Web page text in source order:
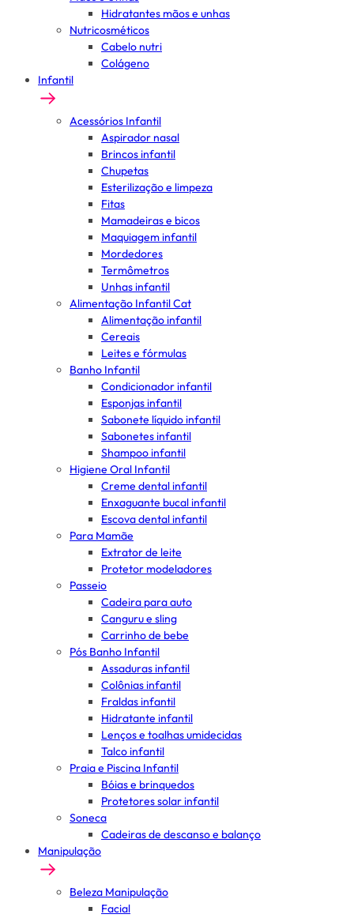
Hidratantes mãos e unhas
Nutricosméticos
Cabelo nutri
Colágeno
Infantil
Acessórios Infantil
Aspirador nasal
Brincos infantil
Chupetas
Esterilização e limpeza
Fitas
Mamadeiras e bicos
Maquiagem infantil
Mordedores
Termômetros
Unhas infantil
Alimentação Infantil Cat
Alimentação infantil
Cereais
Leites e fórmulas
Banho Infantil
Condicionador infantil
Esponjas infantil
Sabonete líquido infantil
Sabonetes infantil
Shampoo infantil
Higiene Oral Infantil
Creme dental infantil
Enxaguante bucal infantil
Escova dental infantil
Para Mamãe
Extrator de leite
Protetor modeladores
Passeio
Cadeira para auto
Canguru e sling
Carrinho de bebe
Pós Banho Infantil
Assaduras infantil
Colônias infantil
Fraldas infantil
Hidratante infantil
Lenços e toalhas umidecidas
Talco infantil
Praia e Piscina Infantil
Bóias e brinquedos
Protetores solar infantil
Soneca
Cadeiras de descanso e balanço
Manipulação
Beleza Manipulação
Facial